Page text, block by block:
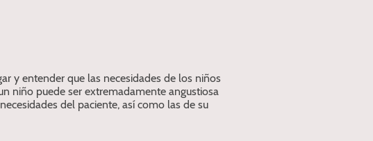
y entender que las necesidades de los niños
niño puede ser extremadamente angustiosa
del paciente, así como las de su